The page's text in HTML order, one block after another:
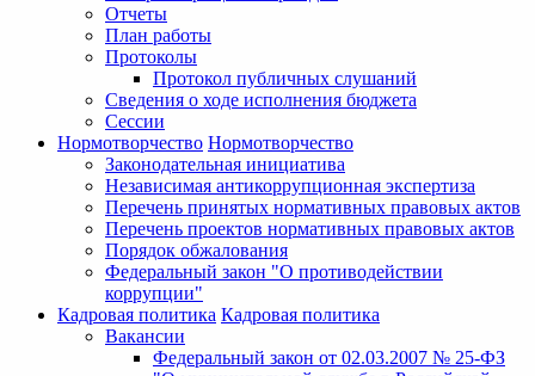
Отчеты
План работы
Протоколы
Протокол публичных слушаний
Сведения о ходе исполнения бюджета
Сессии
Нормотворчество Нормотворчество
Законодательная инициатива
Независимая антикоррупционная экспертиза
Перечень принятых нормативных правовых актов
Перечень проектов нормативных правовых актов
Порядок обжалования
Федеральный закон "О противодействии
коррупции"
Кадровая политика Кадровая политика
Вакансии
Федеральный закон от 02.03.2007 № 25-ФЗ